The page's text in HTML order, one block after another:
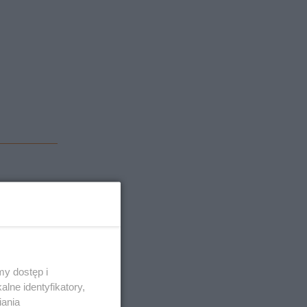
dostęp i
identyfikatory,